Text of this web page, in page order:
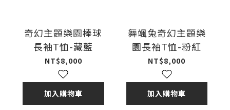
奇幻主題樂園棒球
長袖T恤-藏藍
NT$8,000
加入購物車
舞颯兔奇幻主題樂
園長袖T恤-粉紅
NT$8,000
加入購物車